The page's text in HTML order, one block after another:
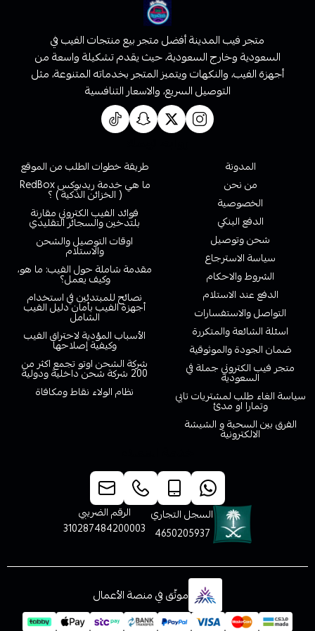
متجر فيب المدينة أفضل متجر بيع منتجات الفيب في
السعودية وخارج السعودية، حيث يقدم تشكيلة واسعة من
أجهزة الفيب، والنكهات ويتميز المتجر بخدماته المتنوعة، مثل
التوصيل السريع، والاسعار التنافسية
المدونة
من نحن
الخصوصية
الدفع البنكي
شحن وتوصيل
سياسة الاسترجاع
الشروط والاحكام
الدفع عند الاستلام
التواصل والاستفسارات
اسئلة الشائعة والمتكررة
ضمان الجودة والموثوقية
متجر فيب الكتروني جملة في
السعودية
سياسة الغاء طلب لمشتريات تابي
وتمارا او مدئ
الفرق بين السحبة و الشيشة
الالكترونية
طريقة خطوات الطلب من الموقع
ما هي خدمة ريدبوكس RedBox
( الخزائن الذكية ) ؟
فوائد الفيب الكتروني مقارنة
بلتدخين والسجائر التقليدي
اوقات التوصيل والشحن
والاستلام
مقدمة شاملة حول الفيب: ما هو،
وكيف يعمل؟
نصائح للمبتدئين في استخدام
أجهزة الفيب بأمان دليل الفيب
الشامل
الأسباب المؤدية لاحتراق الفيب
وكيفية إصلاحها
شركة الشحن اوتو تجمع اكثر من
200 شركة شحن داخلية ودولية
نظام الولاء نقاط ومكافاة
السجل التجاري
4650205937
الرقم الضريبي
310287484200003
موثّق في منصة الأعمال